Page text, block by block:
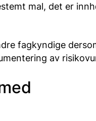
mal, det er
fagkyndige
av